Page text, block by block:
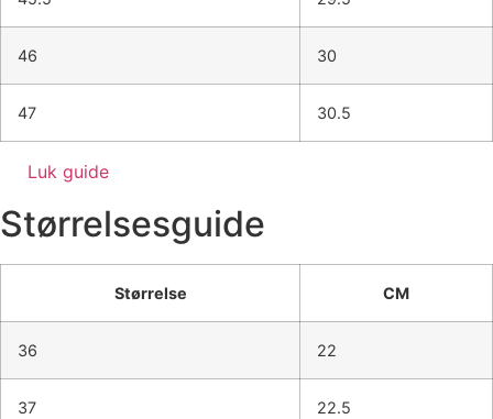
46 30
47 30.5
Luk guide
Størrelsesguide
Størrelse CM
36 22
37 22.5